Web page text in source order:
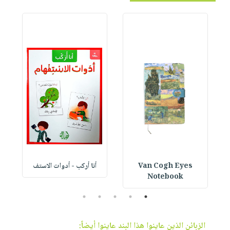
Van Cogh Eyes
Notebook
أنا أركب - أدوات الاستف
1
2
3
4
5
الزبائن الذين عاينوا هذا البند عاينوا أيضاً: